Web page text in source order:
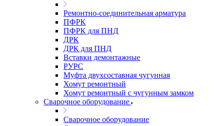
Ремонтно-соединительная арматура
ПФРК
ПФРК для ПНД
ДРК
ДРК для ПНД
Вставки демонтажные
РУРС
Муфта двухсоставная чугунная
Хомут ремонтный
Хомут ремонтный с чугунным замком
Сварочное оборудование
Сварочное оборудование